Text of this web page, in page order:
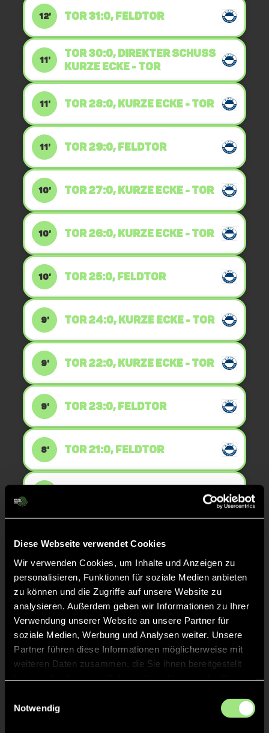
Diese Webseite verwendet Cookies
Wir verwenden Cookies, um Inhalte und Anzeigen zu
personalisieren, Funktionen für soziale Medien anbieten
zu können und die Zugriffe auf unsere Website zu
analysieren. Außerdem geben wir Informationen zu Ihrer
Verwendung unserer Website an unsere Partner für
soziale Medien, Werbung und Analysen weiter. Unsere
Partner führen diese Informationen möglicherweise mit
weiteren Daten zusammen, die Sie ihnen bereitgestellt
Notwendig
12' TOR 31:0, FELDTOR
11'
TOR 30:0, DIREKTER SCHUSS
Kurze Ecke - Tor
11' TOR 28:0, KURZE ECKE - TOR
11' TOR 29:0, FELDTOR
10' TOR 27:0, KURZE ECKE - TOR
10' TOR 26:0, KURZE ECKE - TOR
10' TOR 25:0, FELDTOR
9' TOR 24:0, KURZE ECKE - TOR
9' TOR 22:0, KURZE ECKE - TOR
9' TOR 23:0, FELDTOR
8' TOR 21:0, FELDTOR
TOR 19:0, KURZE ECKE - TOR
8' TOR 17:0, KURZE ECKE - TOR
8' TOR 18:0, FELDTOR
7' TOR 16:0, FELDTOR
7'